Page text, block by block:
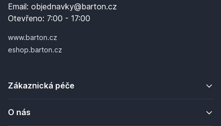
Email: objednavky@barton.cz
Otevřeno: 7:00 - 17:00
www.barton.cz
eshop.barton.cz
Zákaznická péče
O nás